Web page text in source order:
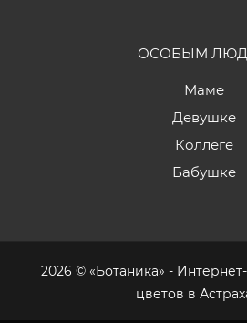
ОСОБЫМ
Маме
Девушке
Коллеге
Бабушке
2026 © «Ботаника» -
цветов в